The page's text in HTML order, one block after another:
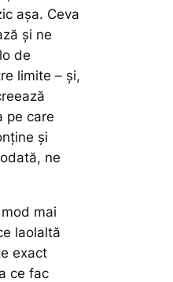
aşa. Ceva
şi ne
de
limite – şi,
pe care
şi
ne
mai
laolaltă
exact
ce fac